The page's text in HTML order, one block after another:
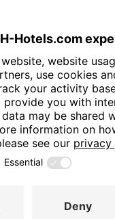
die
Kollegin
Ihre